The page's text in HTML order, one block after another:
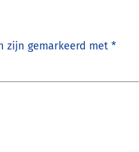
zijn gemarkeerd met *